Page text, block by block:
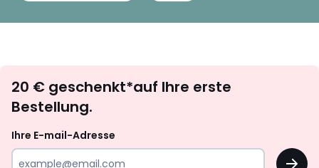
abonnieren
20 € geschenkt*auf Ihre erste
Bestellung.
Ihre E-mail-Adresse
OK